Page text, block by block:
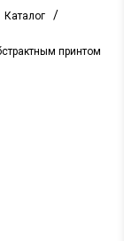
Каталог /
принтом